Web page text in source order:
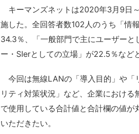
キーマンズネットは2020年3月9日
施した。全回答者数102人のうち「情
34.3％、「一般部門で主にユーザー
ー・SIerとしての立場」が22.5％など
今回は無線LANの「導入目的」や「
リティ対策状況」など、企業におけ
で使用している合計値と合計欄の値
いただきたい。